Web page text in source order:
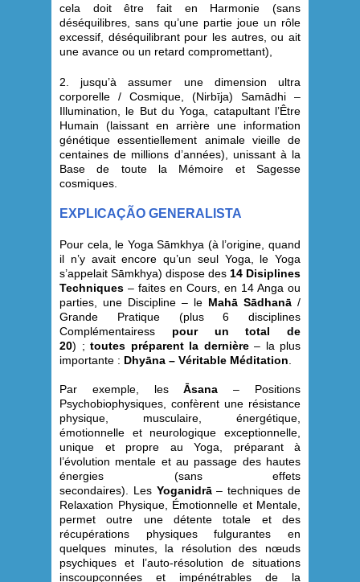
cela doit être fait en Harmonie (sans
déséquilibres, sans qu’une partie joue un rôle
excessif, déséquilibrant pour les autres, ou ait
une avance ou un retard compromettant),
2. jusqu’à assumer une dimension ultra
corporelle / Cosmique, (Nirbīja) Samādhi –
Illumination, le But du Yoga, catapultant l’Être
Humain (laissant en arrière une information
génétique essentiellement animale vieille de
centaines de millions d’années), unissant à la
Base de toute la Mémoire et Sagesse
cosmiques.
EXPLICAÇÃO GENERALISTA
Pour cela, le Yoga Sāmkhya (à l’origine, quand
il n’y avait encore qu’un seul Yoga, le Yoga
s’appelait Sāmkhya) dispose des 14 Disiplines
Techniques – faites en Cours, en 14 Anga ou
parties, une Discipline – le Mahā Sādhanā /
Grande Pratique (plus 6 disciplines
Complémentairess pour un total de
20) ; toutes préparent la dernière– la plus
importante : Dhyāna – Véritable Méditation
Par exemple, lesĀsana – Positions
Psychobiophysiques, confèrent une résistance
physique, musculaire, énergétique,
émotionnelle et neurologique exceptionnelle,
unique et propre au Yoga, préparant à
l’évolution mentale et au passage des hautes
énergies (sans effets
secondaires). Les Yoganidrā– techniques de
Relaxation Physique, Émotionnelle et Mentale,
permet outre une détente totale et des
récupérations physiques fulgurantes en
quelques minutes, la résolution des nœuds
psychiques et l’auto-résolution de situations
inscoupçonnées et impénétrables de la